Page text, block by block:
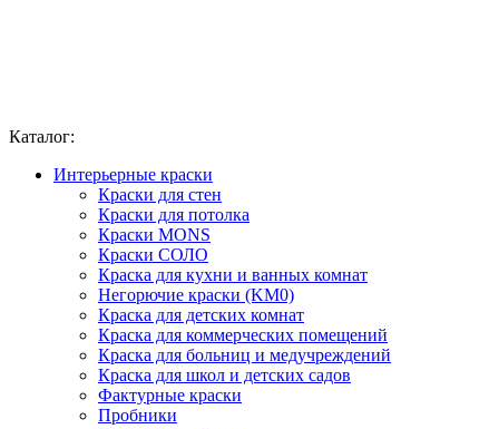
Каталог:
Интерьерные краски
Краски для стен
Краски для потолка
Краски MONS
Краски СОЛО
Краска для кухни и ванных комнат
Негорючие краски (KM0)
Краска для детских комнат
Краска для коммерческих помещений
Краска для больниц и медучреждений
Краска для школ и детских садов
Фактурные краски
Пробники